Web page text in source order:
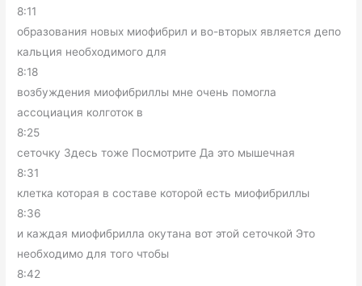
8:11
образования новых миофибрил и во-вторых является депо
кальция необходимого для
8:18
возбуждения миофибриллы мне очень помогла
ассоциация колготок в
8:25
сеточку Здесь тоже Посмотрите Да это мышечная
8:31
клетка которая в составе которой есть миофибриллы
8:36
и каждая миофибрилла окутана вот этой сеточкой Это
необходимо для того чтобы
8:42